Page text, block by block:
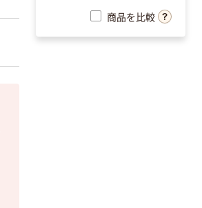
商品を比較